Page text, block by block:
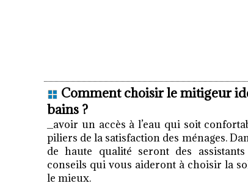
Comment choisir le mitigeur
bains ?
_avoir un accès à l’eau qui soit
piliers de la satisfaction des ménages.
de haute qualité seront des
conseils qui vous aideront à choisir la
le mieux.